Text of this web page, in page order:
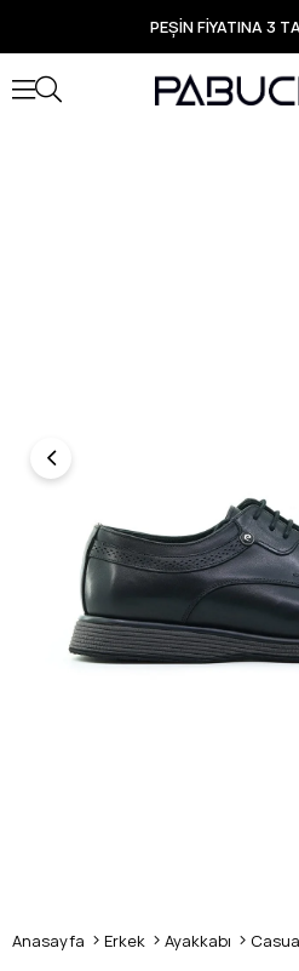
PEŞİN FİYATINA 3
TÜM ÜRÜNLERDE
Yeni Sezon
Seçili Ürünlerde
Anasayfa Erkek Ayakkabı